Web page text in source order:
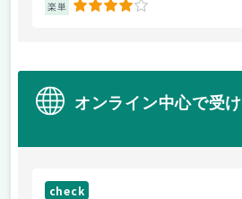
楽単 4
オンライン中心で受
check